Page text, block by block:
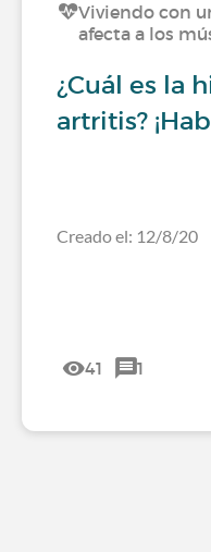
Viviendo con
afecta a los
¿Cuál es la
artritis?
Creado el: 12/8/20
41 1